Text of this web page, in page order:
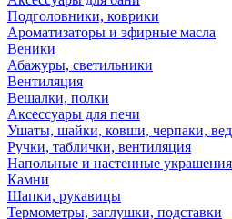
Подголовники, коврики
Ароматизаторы и эфирные масла
Веники
Абажуры, светильники
Вентиляция
Вешалки, полки
Аксессуары для печи
Ушаты, шайки, ковши, черпаки,
Ручки, таблички, вентиляция
Напольные и настенные украшения
Камни
Шапки, рукавицы
Термометры, заглушки, подставки